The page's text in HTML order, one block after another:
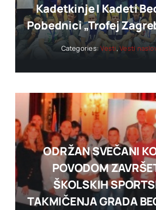
Kadetkinje I Kadeti
Pobednici „trofej
Categories:Vesti,Vesti
ODRŽAN SVEČANI
POVODOM
ŠKOLSKIH
TAKMIČENJA GRADA